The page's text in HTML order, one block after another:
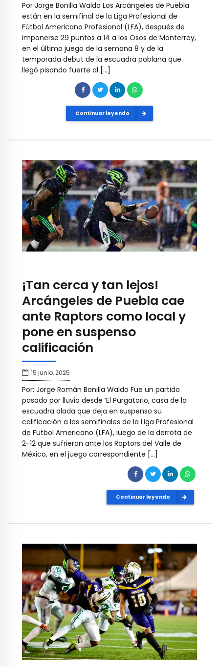
Por Jorge Bonilla Waldo Los Arcángeles de Puebla
están en la semifinal de la Liga Profesional de
Fútbol Americano Profesional (LFA), después de
imponerse 29 puntos a 14 a los Osos de Monterrey,
en el último juego de la semana 8 y de la
temporada debut de la escuadra poblana que
llegó pisando fuerte al […]
Continuar leyendo
¡Tan cerca y tan lejos!
Arcángeles de Puebla cae
ante Raptors como local y
pone en suspenso
calificación
15 junio, 2025
Por: Jorge Román Bonilla Waldo Fue un partido
pasado por lluvia desde ‘El Purgatorio, casa de la
escuadra alada que deja en suspenso su
calificación a las semifinales de la Liga Profesional
de Futbol Americano (LFA), luego de la derrota de
2-12 que sufrieron ante los Raptors del Valle de
México, en el juego correspondiente […]
Continuar leyendo